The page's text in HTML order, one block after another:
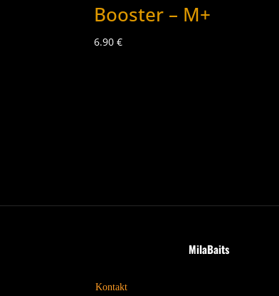
Booster – M+
6.90 €
MilaBaits
Kontakt